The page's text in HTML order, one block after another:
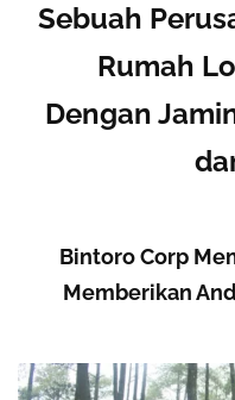
Sebuah
Rumah
Dengan
Bintoro Corp
Memberikan